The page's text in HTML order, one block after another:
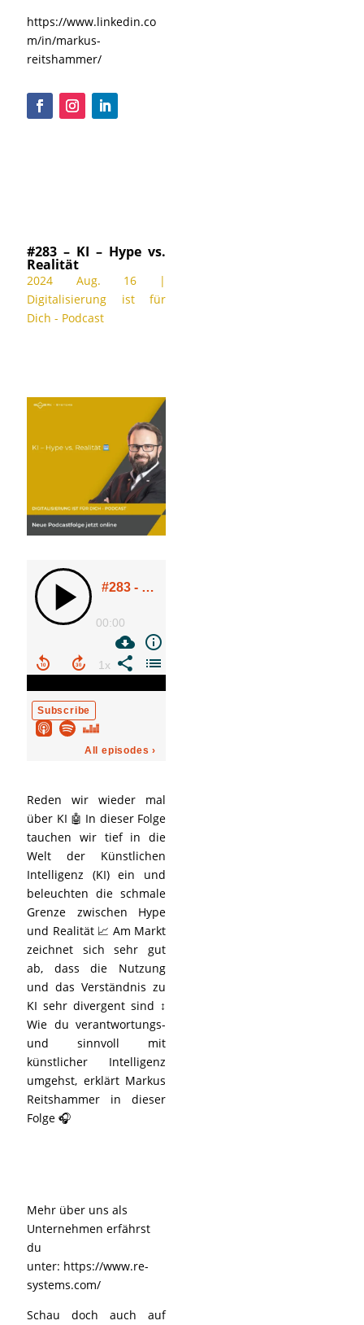
https://www.linkedin.co
m/in/markus-
reitshammer/
#283 – KI – Hype vs.
Realität
2024 Aug. 16|
Digitalisierung ist für
Dich - Podcast
Reden wir wieder mal
über KI 🤖 In dieser Folge
tauchen wir tief in die
Welt der Künstlichen
Intelligenz (KI) ein und
beleuchten die schmale
Grenze zwischen Hype
und Realität 📈 Am Markt
zeichnet sich sehr gut
ab, dass die Nutzung
und das Verständnis zu
KI sehr divergent sind ↕️
Wie du verantwortungs-
und sinnvoll mit
künstlicher Intelligenz
umgehst, erklärt Markus
Reitshammer in dieser
Folge 🎧
Mehr über uns als
Unternehmen erfährst
du
unter: https://www.re-
systems.com/
Schau doch auch auf